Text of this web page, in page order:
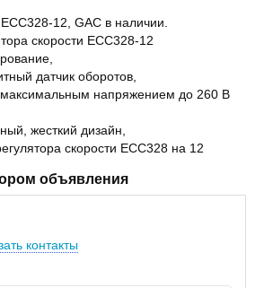
12, GAC в наличии.
скорости ECC328-12
датчик оборотов,
максимальным напряжением до 260 В
жесткий дизайн,
скорости ECC328 на 12
объявления
контакты